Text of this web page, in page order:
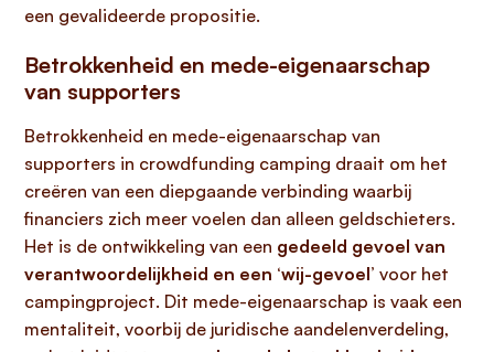
een gevalideerde propositie.
Betrokkenheid en mede-eigenaarschap
van supporters
Betrokkenheid en mede-eigenaarschap van
supporters in crowdfunding camping draait om het
creëren van een diepgaande verbinding waarbij
financiers zich meer voelen dan alleen geldschieters.
Het is de ontwikkeling van een gedeeld gevoel van
verantwoordelijkheid en een ‘wij-gevoel’ voor het
campingproject. Dit mede-eigenaarschap is vaak een
mentaliteit, voorbij de juridische aandelenverdeling,